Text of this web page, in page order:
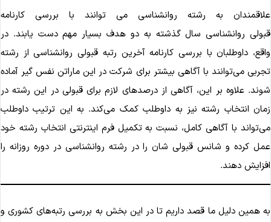
به رشته روانشناسی می توانند با بررسی کارنامه
روانشناسی سال گذشته به دو هدف بسیار مهم دست یابند. در
داوطلبان با بررسی کارنامه آخرین رتبه قبولی روانشناسی از رشته
می‌توانند با آگاهی بیشتر برای شرکت در این ماراتن نفس گیر آماده
علاوه بر این، آگاهی از درصدهای لازم برای قبولی در این رشته در
انتخاب رشته نیز به داوطلب کمک می‌کند. به این ترتیب داوطلب
با آگاهی کامل، نسبت به تکمیل فرم اینترنتی انتخاب رشته خود
کرده و شانس قبولی شان را در رشته روانشناسی در دوره روزانه را
دهند.
همین دلیل ما قصد داریم تا در این بخش به بررسی رتبه‌های کشوری و